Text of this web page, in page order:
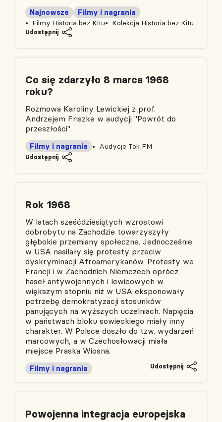
Filmy Historia bez Kitu
Najnowsze
Filmy i nagrania
Kolekcja Historia bez Kitu
Udostępnij
Co się zdarzyło 8 marca 1968
roku?
Rozmowa Karoliny Lewickiej z prof.
Andrzejem Friszke w audycji "Powrót do
przeszłości".
Audycje Tok FM
Filmy i nagrania
Udostępnij
Rok 1968
W latach sześćdziesiątych wzrostowi
dobrobytu na Zachodzie towarzyszyły
głębokie przemiany społeczne. Jednocześnie
w USA nasilały się protesty przeciw
dyskryminacji Afroamerykanów. Protesty we
Francji i w Zachodnich Niemczech oprócz
haseł antywojennych i lewicowych w
większym stopniu niż w USA eksponowały
potrzebę demokratyzacji stosunków
panujących na wyższych uczelniach. Napięcia
w państwach bloku sowieckiego miały inny
charakter. W Polsce doszło do tzw. wydarzeń
marcowych, a w Czechosłowacji miała
miejsce Praska Wiosna.
Filmy i nagrania Udostępnij
Powojenna integracja europejska